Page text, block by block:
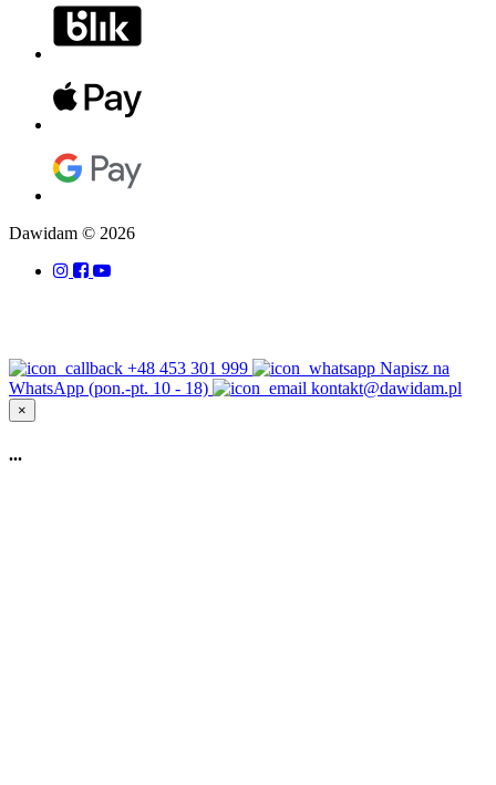
Dawidam © 2026
+48 453 301 999
Napisz na
WhatsApp (pon.-pt. 10 - 18)
kontakt@dawidam.pl
×
...